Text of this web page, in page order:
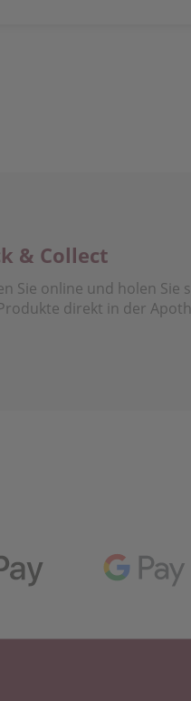
& Collect
Sie online und holen Sie
direkt in der